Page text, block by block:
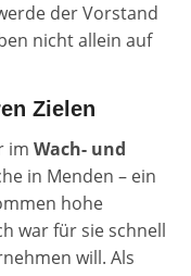
der Vorstand
nicht allein auf
Zielen
im Wach- und
in Menden – ein
hohe
war für sie schnell
will. Als